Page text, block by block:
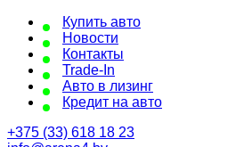
Купить авто
Новости
Контакты
Trade-In
Авто в лизинг
Кредит на авто
+375 (33) 618 18 23